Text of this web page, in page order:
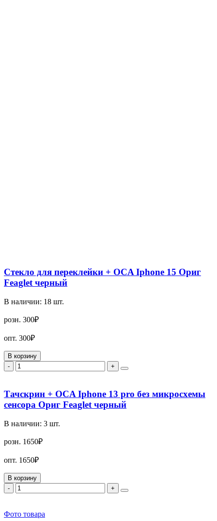
Стекло для переклейки + OCA Iphone 15 Ориг
Feaglet черный
В наличии: 18 шт.
розн. 300₽
опт. 300₽
В корзину
-
+
Тачскрин + OCA Iphone 13 pro без микросхемы
сенсора Ориг Feaglet черный
В наличии: 3 шт.
розн. 1650₽
опт. 1650₽
В корзину
-
+
Фото товара